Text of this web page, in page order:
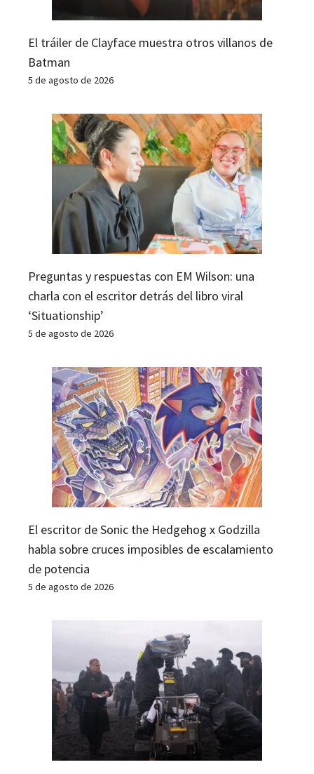
El tráiler de Clayface muestra otros villanos de
Batman
5 de agosto de 2026
Preguntas y respuestas con EM Wilson: una
charla con el escritor detrás del libro viral
‘Situationship’
5 de agosto de 2026
El escritor de Sonic the Hedgehog x Godzilla
habla sobre cruces imposibles de escalamiento
de potencia
5 de agosto de 2026